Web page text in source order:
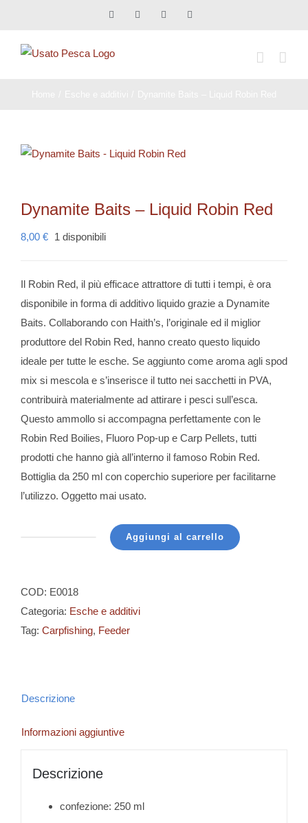
contenuto
Facebook Instagram
Dynamite Baits – Liquid Robin Red
8,00 € 1 disponibili
Il Robin Red, il più efficace attrattore di tutti i tempi, è ora
disponibile in forma di additivo liquido grazie a Dynamite
Baits. Collaborando con Haith’s, l’originale ed il miglior
produttore del Robin Red, hanno creato questo liquido
ideale per tutte le esche. Se aggiunto come aroma agli spod
mix si mescola e s’inserisce il tutto nei sacchetti in PVA,
contribuirà materialmente ad attirare i pesci sull’esca.
Questo ammollo si accompagna perfettamente con le
Robin Red Boilies, Fluoro Pop-up e Carp Pellets, tutti
prodotti che hanno già all’interno il famoso Robin Red.
Bottiglia da 250 ml con coperchio superiore per facilitarne
l’utilizzo. Oggetto mai usato.
Aggiungi al carrello
COD: E0018
Categoria: Esche e additivi
Tag: Carpfishing, Feeder
Descrizione
Informazioni aggiuntive
Descrizione
confezione: 250 ml